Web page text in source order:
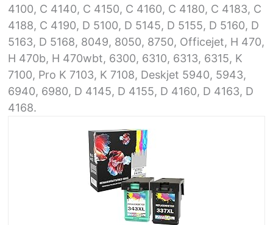
4100, C 4140, C 4150, C 4160, C 4180, C 4183, C
4188, C 4190, D 5100, D 5145, D 5155, D 5160, D
5163, D 5168, 8049, 8050, 8750, Officejet, H 470,
H 470b, H 470wbt, 6300, 6310, 6313, 6315, K
7100, Pro K 7103, K 7108, Deskjet 5940, 5943,
6940, 6980, D 4145, D 4155, D 4160, D 4163, D
4168.